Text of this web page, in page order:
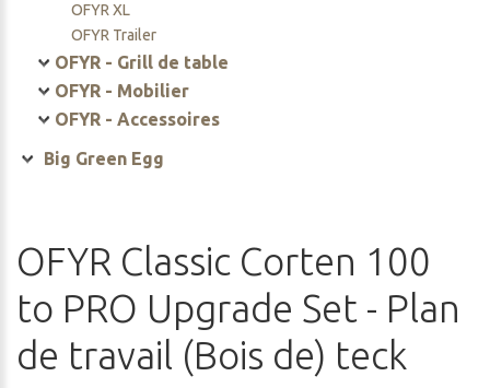
OFYR XL
OFYR Trailer
OFYR - Grill de table
OFYR Tabl'o
OFYR Accessoires
OFYR - Mobilier
OFYR Kamado table PRO
OFYR Stockage Inserts PRO
OFYR Bancs
OFYR - Accessoires
Ustensile
Big Green Egg
BGE - Mobilier
BGE - Tables
BGE - Berceaux
BGE - Accessoires
BGE - Housses
BGE - Charbon
BGE - Goût
BGE - Racks-Poëles-Grilles
OFYR Classic Corten 100
to PRO Upgrade Set - Plan
de travail (Bois de) teck